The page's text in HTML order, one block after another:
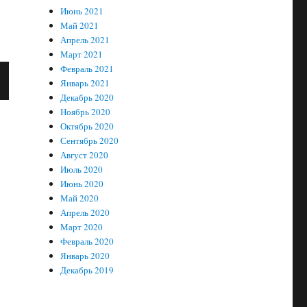
Июнь 2021
Май 2021
Апрель 2021
Март 2021
Февраль 2021
Январь 2021
Декабрь 2020
Ноябрь 2020
Октябрь 2020
Сентябрь 2020
Август 2020
Июль 2020
Июнь 2020
Май 2020
Апрель 2020
Март 2020
Февраль 2020
Январь 2020
Декабрь 2019